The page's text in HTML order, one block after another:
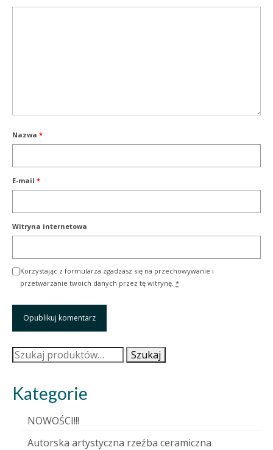
Nazwa *
E-mail *
Witryna internetowa
Korzystając z formularza zgadzasz się na przechowywanie i
przetwarzanie twoich danych przez tę witrynę. *
Szukaj: Szukaj
Kategorie
NOWOŚCI!!!
Autorska artystyczna rzeźba ceramiczna